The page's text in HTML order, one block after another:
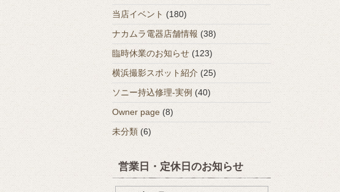
当店イベント (180)
ナカムラ電器店舗情報 (38)
臨時休業のお知らせ (123)
横浜撮影スポット紹介 (25)
ソニー持込修理-実例 (40)
Owner page (8)
未分類 (6)
営業日・定休日のお知らせ